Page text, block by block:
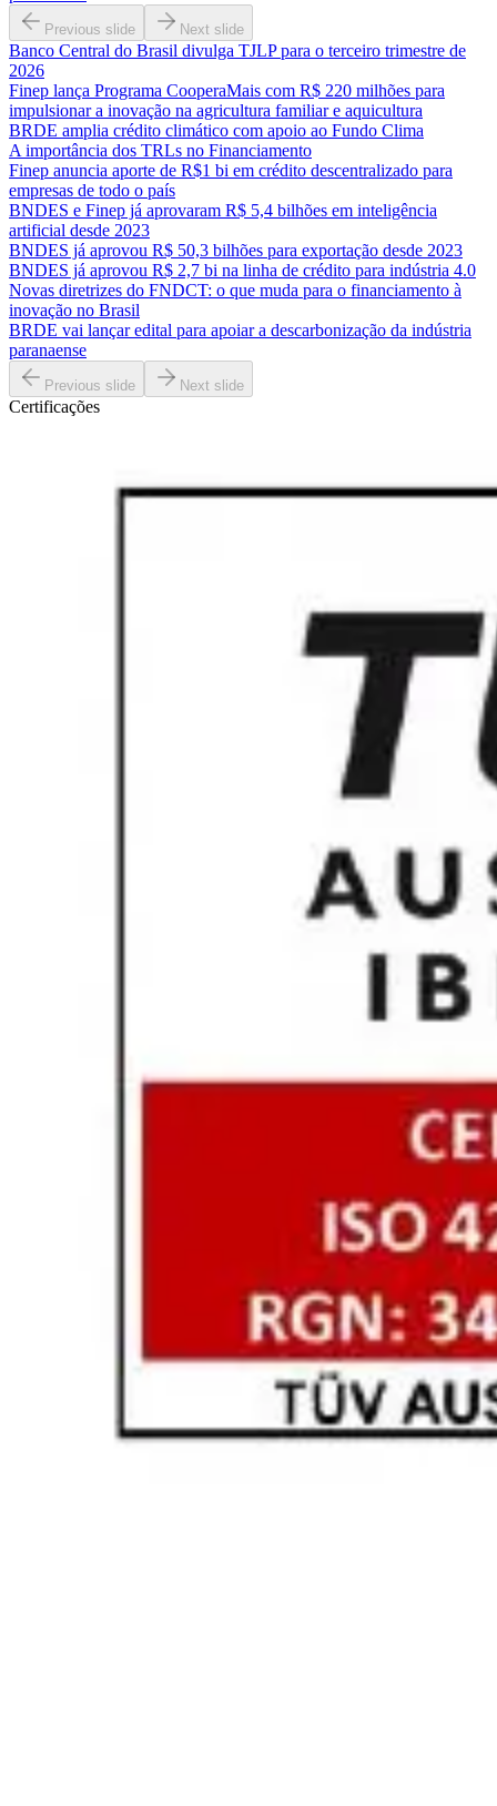
Previous slide Next slide
Banco Central do Brasil divulga TJLP para o terceiro trimestre de
2026
Finep lança Programa CooperaMais com R$ 220 milhões para
impulsionar a inovação na agricultura familiar e aquicultura
BRDE amplia crédito climático com apoio ao Fundo Clima
A importância dos TRLs no Financiamento
Finep anuncia aporte de R$1 bi em crédito descentralizado para
empresas de todo o país
BNDES e Finep já aprovaram R$ 5,4 bilhões em inteligência
artificial desde 2023
BNDES já aprovou R$ 50,3 bilhões para exportação desde 2023
BNDES já aprovou R$ 2,7 bi na linha de crédito para indústria 4.0
Novas diretrizes do FNDCT: o que muda para o financiamento à
inovação no Brasil
BRDE vai lançar edital para apoiar a descarbonização da indústria
paranaense
Previous slide Next slide
Certificações